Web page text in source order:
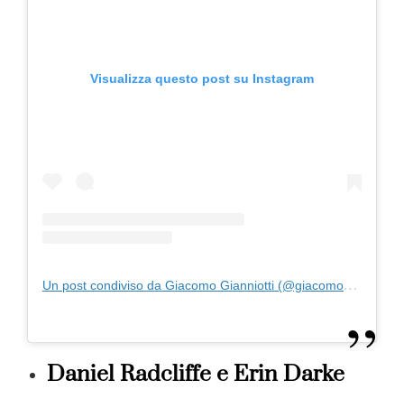
Visualizza questo post su Instagram
Un post condiviso da Giacomo Gianniotti (@giacomo_gianniotti)
Daniel Radcliffe e Erin Darke